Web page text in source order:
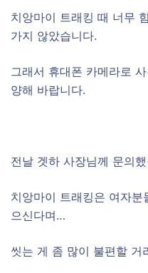
치앙마이 트래킹 때 너무
가지 않았습니다.
그래서 휴대폰 카메라로
양해 바랍니다.
전날 겟하 사장님께 문의
치앙마이 트래킹은 여자
으신다며…
씻는 게 좀 많이 불편할 거